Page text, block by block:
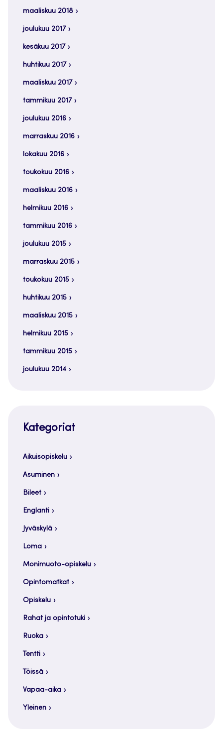
maaliskuu 2018
joulukuu 2017
kesäkuu 2017
huhtikuu 2017
maaliskuu 2017
tammikuu 2017
joulukuu 2016
marraskuu 2016
lokakuu 2016
toukokuu 2016
maaliskuu 2016
helmikuu 2016
tammikuu 2016
joulukuu 2015
marraskuu 2015
toukokuu 2015
huhtikuu 2015
maaliskuu 2015
helmikuu 2015
tammikuu 2015
joulukuu 2014
Kategoriat
Aikuisopiskelu
Asuminen
Bileet
Englanti
Jyväskylä
Loma
Monimuoto-opiskelu
Opintomatkat
Opiskelu
Rahat ja opintotuki
Ruoka
Tentti
Töissä
Vapaa-aika
Yleinen